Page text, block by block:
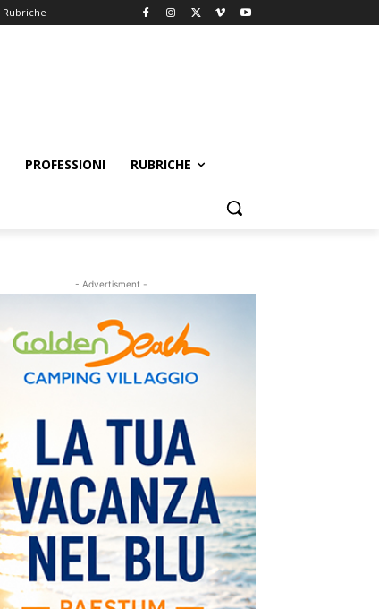
Rubriche
PROFESSIONI RUBRICHE
- Advertisment -